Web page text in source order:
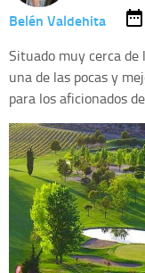
Belén Valdehita
Situado muy cerca
una de las pocas y
para los aficionados